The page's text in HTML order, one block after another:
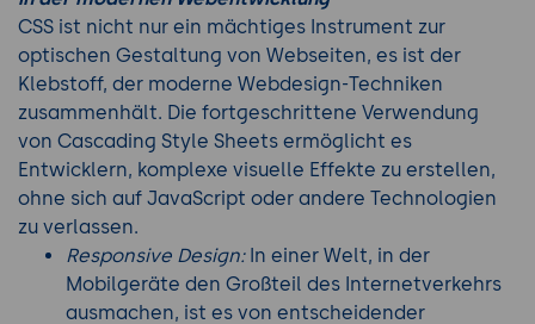
CSS ist nicht nur ein mächtiges Instrument zur
optischen Gestaltung von Webseiten, es ist der
Klebstoff, der moderne Webdesign-Techniken
zusammenhält. Die fortgeschrittene Verwendung
von Cascading Style Sheets ermöglicht es
Entwicklern, komplexe visuelle Effekte zu erstellen,
ohne sich auf JavaScript oder andere Technologien
zu verlassen.
Responsive Design:In einer Welt, in der
Mobilgeräte den Großteil des Internetverkehrs
ausmachen, ist es von entscheidender